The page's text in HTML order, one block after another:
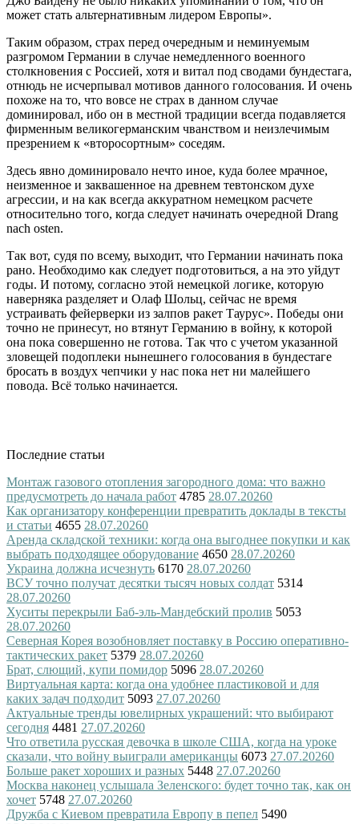
может стать альтернативным лидером Европы».
Таким образом, страх перед очередным и неминуемым
разгромом Германии в случае немедленного военного
столкновения с Россией, хотя и витал под сводами бундестага,
отнюдь не исчерпывал мотивов данного голосования. И очень
похоже на то, что вовсе не страх в данном случае
доминировал, ибо он в местной традиции всегда подавляется
фирменным великогерманским чванством и неизлечимым
презрением к «второсортным» соседям.
Здесь явно доминировало нечто иное, куда более мрачное,
неизменное и заквашенное на древнем тевтонском духе
агрессии, и на как всегда аккуратном немецком расчете
относительно того, когда следует начинать очередной Drang
nach osten.
Так вот, судя по всему, выходит, что Германии начинать пока
рано. Необходимо как следует подготовиться, а на это уйдут
годы. И потому, согласно этой немецкой логике, которую
наверняка разделяет и Олаф Шольц, сейчас не время
устраивать фейерверки из залпов ракет Таурус». Победы они
точно не принесут, но втянут Германию в войну, к которой
она пока совершенно не готова. Так что с учетом указанной
зловещей подоплеки нынешнего голосования в бундестаге
бросать в воздух чепчики у нас пока нет ни малейшего
повода. Всё только начинается.
Последние статьи
Монтаж газового отопления загородного дома: что важно
предусмотреть до начала работ 4785 28.07.20260
Как организатору конференции превратить доклады в тексты
и статьи 4655 28.07.20260
Аренда складской техники: когда она выгоднее покупки и как
выбрать подходящее оборудование 4650 28.07.20260
Украина должна исчезнуть 6170 28.07.20260
ВСУ точно получат десятки тысяч новых солдат 5314
28.07.20260
Хуситы перекрыли Баб-эль-Мандебский пролив 5053
28.07.20260
Северная Корея возобновляет поставку в Россию оперативно-
тактических ракет 5379 28.07.20260
Брат, слющий, купи помидор 5096 28.07.20260
Виртуальная карта: когда она удобнее пластиковой и для
каких задач подходит 5093 27.07.20260
Актуальные тренды ювелирных украшений: что выбирают
сегодня 4481 27.07.20260
Что ответила русская девочка в школе США, когда на уроке
сказали, что войну выиграли американцы 6073 27.07.20260
Больше ракет хороших и разных 5448 27.07.20260
Москва наконец услышала Зеленского: будет точно так, как он
хочет 5748 27.07.20260
Дружба с Киевом превратила Европу в пепел 5490